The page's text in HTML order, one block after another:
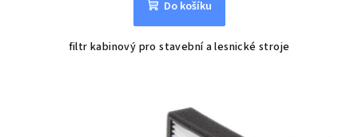
Do košíku
filtr kabinový pro stavební a lesnické stroje